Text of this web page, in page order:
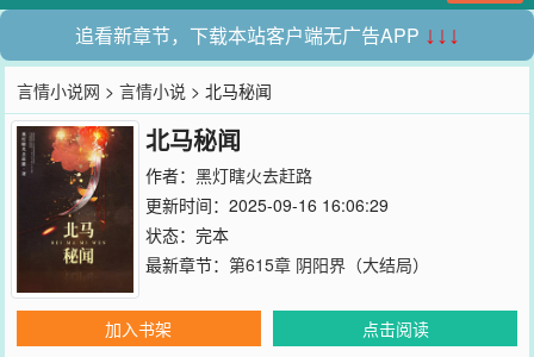
追看新章节，下载本站客户端无广告APP ↓↓↓
言情小说网 >言情小说 > 北马秘闻
北马秘闻
作者： 黑灯瞎火去赶路
更新时间：2025-09-16 16:06:29
状态：完本
最新章节： 第615章 阴阳界（大结局）
加入书架
点击阅读